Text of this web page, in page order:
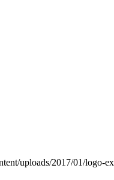
uploads/2017/01/logo-